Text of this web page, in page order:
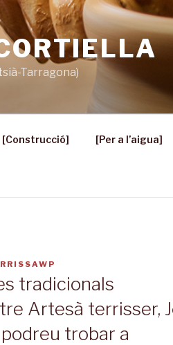
Tarragona)
[Construcció] [Per a l’aigua]
tradicionals
Artesà terrisser,
trobar a